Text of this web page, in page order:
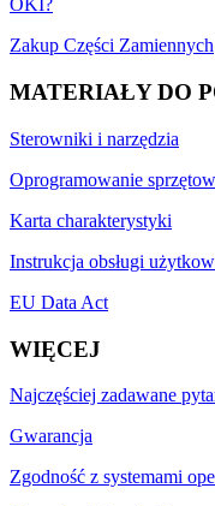
OKI?
Zakup Części Zamiennych
MATERIAŁY DO
Sterowniki i narzędzia
Oprogramowanie
Karta charakterystyki
Instrukcja obsługi
EU Data Act
WIĘCEJ
Najczęściej zadawane
Gwarancja
Zgodność z systemami